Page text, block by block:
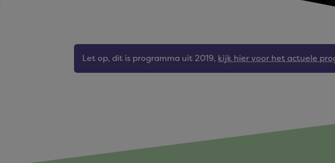
Let op, dit is programma uit 2019, kijk hier voor het actuele